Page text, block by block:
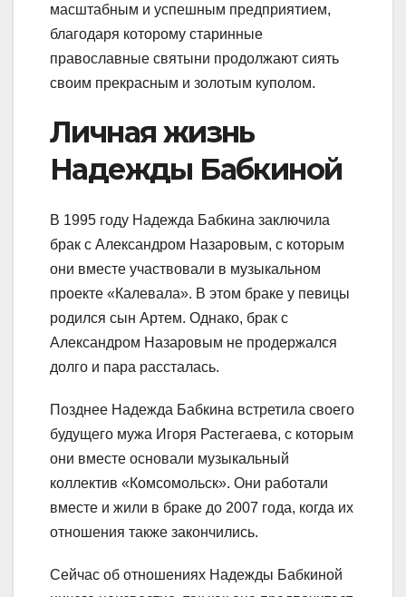
масштабным и успешным предприятием,
благодаря которому старинные
православные святыни продолжают сиять
своим прекрасным и золотым куполом.
Личная жизнь
Надежды Бабкиной
В 1995 году Надежда Бабкина заключила
брак с Александром Назаровым, с которым
они вместе участвовали в музыкальном
проекте «Калевала». В этом браке у певицы
родился сын Артем. Однако, брак с
Александром Назаровым не продержался
долго и пара рассталась.
Позднее Надежда Бабкина встретила своего
будущего мужа Игоря Растегаева, с которым
они вместе основали музыкальный
коллектив «Комсомольск». Они работали
вместе и жили в браке до 2007 года, когда их
отношения также закончились.
Сейчас об отношениях Надежды Бабкиной